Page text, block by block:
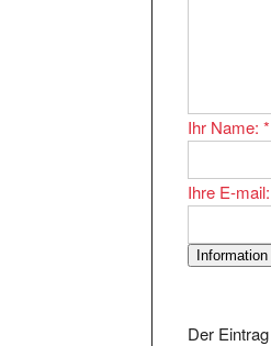
Ihr Name:*
Ihre E-
Der